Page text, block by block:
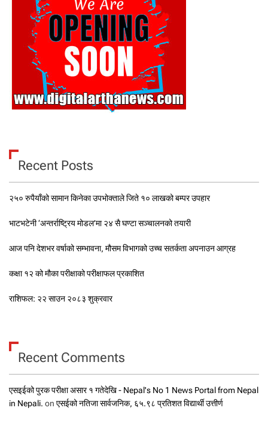
Recent Posts
२५० रुपैयाँको सामान किनेका उपभोक्ताले जिते १० लाखको बम्पर उपहार
भाटभटेनी ‘अन्तर्राष्ट्रिय मोडल’मा २४ सै घण्टा सञ्चालनको तयारी
आज पनि देशभर वर्षाको सम्भावना, मौसम विभागको उच्च सतर्कता अपनाउन आग्रह
कक्षा १२ को मौका परीक्षाको परीक्षाफल प्रकाशित
राशिफल: २२ साउन २०८३ शुक्रवार
Recent Comments
एसइईको पुरक परीक्षा असार १ गतेदेखि - Nepal's No 1 News Portal from Nepal
in Nepali. on एसईको नतिजा सार्वजनिक, ६५.९८ प्रतिशत विद्यार्थी उत्तीर्ण